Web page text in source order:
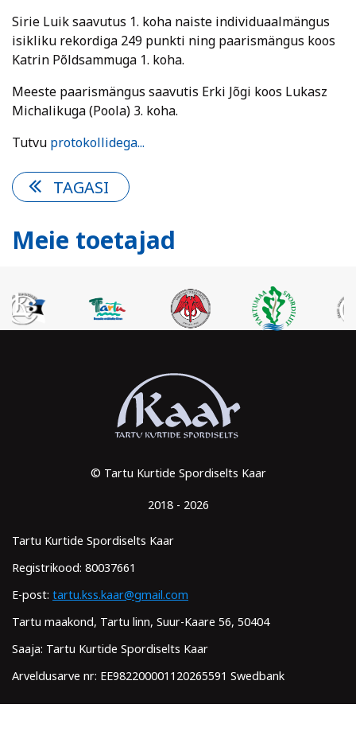
Sirie Luik saavutus 1. koha naiste individuaalmängus
isikliku rekordiga 249 punkti ning paarismängus koos
Katrin Põldsammuga 1. koha.
Meeste paarismängus saavutis Erki Jõgi koos Lukasz
Michalikuga (Poola) 3. koha.
Tutvu protokollidega...
TAGASI
Meie toetajad
© Tartu Kurtide Spordiselts Kaar
2018 - 2026
Tartu Kurtide Spordiselts Kaar
Registrikood: 80037661
E-post: tartu.kss.kaar@gmail.com
Tartu maakond, Tartu linn, Suur-Kaare 56, 50404
Saaja: Tartu Kurtide Spordiselts Kaar
Arveldusarve nr: EE982200001120265591 Swedbank